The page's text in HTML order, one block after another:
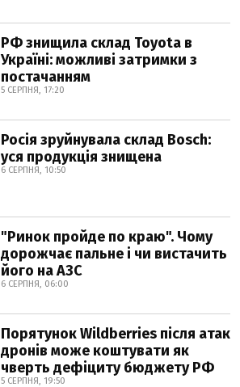
РФ знищила склад Toyota в
Україні: можливі затримки з
постачанням
5 СЕРПНЯ, 17:20
Росія зруйнувала склад Bosch:
уся продукція знищена
6 СЕРПНЯ, 10:50
"Ринок пройде по краю". Чому
дорожчає пальне і чи вистачить
його на АЗС
6 СЕРПНЯ, 06:00
Порятунок Wildberries після атак
дронів може коштувати як
чверть дефіциту бюджету РФ
5 СЕРПНЯ, 19:50